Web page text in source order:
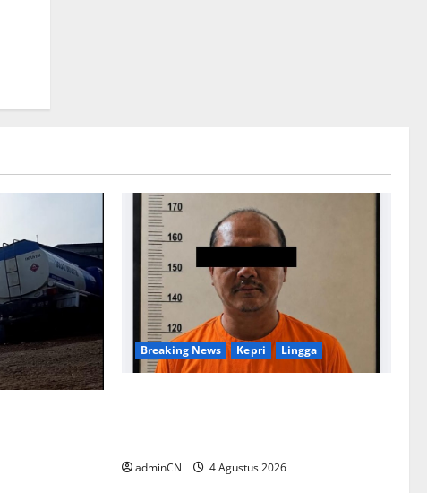
Breaking News Kepri Lingga
adminCN 4 Agustus 2026